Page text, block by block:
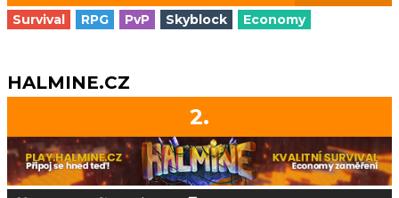
Survival RPG PvP Skyblock Economy
HALMINE.CZ
2.